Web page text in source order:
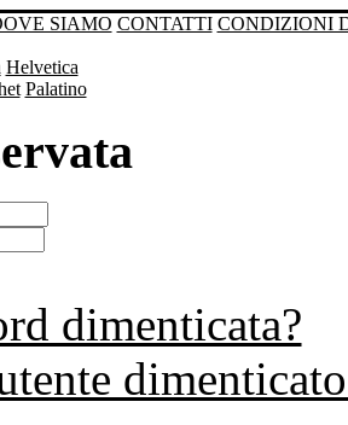
SIAMO CONTATTI CONDIZIONI
Helvetica
Palatino
dimenticata?